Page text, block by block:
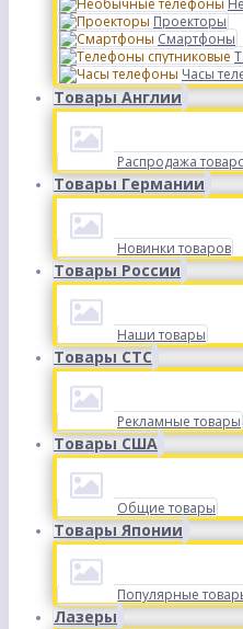
Проекторы
Смартфоны
Часы
Товары Англии
Распродажа
Товары Германии
Новинки товаров
Товары России
Наши товары
Товары СТС
Рекламные товары
Товары США
Общие товары
Товары Японии
Популярные
Лазеры